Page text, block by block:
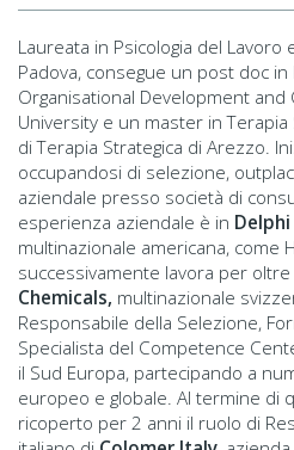
Laureata in Psicologia del Lavoro
Padova, consegue un post doc in
Organisational Development and
University e un master in
di Terapia Strategica di Arezzo.
occupandosi di selezione,
aziendale presso società di
esperienza aziendale è in
multinazionale americana, come
successivamente lavora per
Chemicals, multinazionale
Responsabile della Selezione,
Specialista del Competence
il Sud Europa, partecipando a
europeo e globale. Al termine di
ricoperto per 2 anni il ruolo di